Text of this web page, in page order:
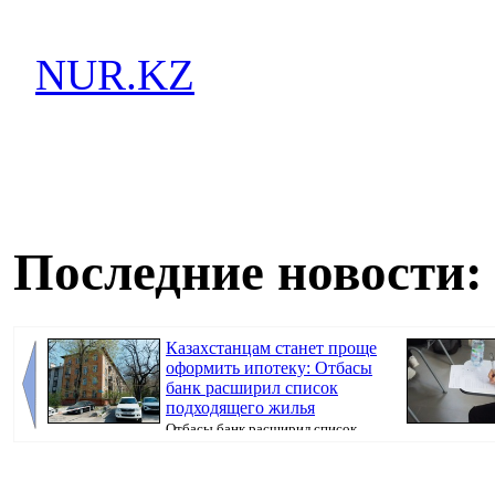
NUR.KZ
Последние новости:
Казахстанцам станет проще
оформить ипотеку: Отбасы
банк расширил список
подходящего жилья
Отбасы банк расширил список